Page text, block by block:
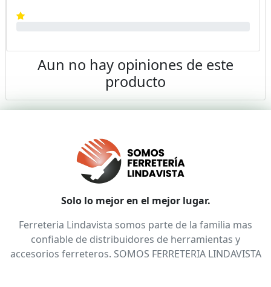
Aun no hay opiniones de este
producto
Solo lo mejor en el mejor lugar.
Ferreteria Lindavista somos parte de la familia mas
confiable de distribuidores de herramientas y
accesorios ferreteros. SOMOS FERRETERIA LINDAVISTA